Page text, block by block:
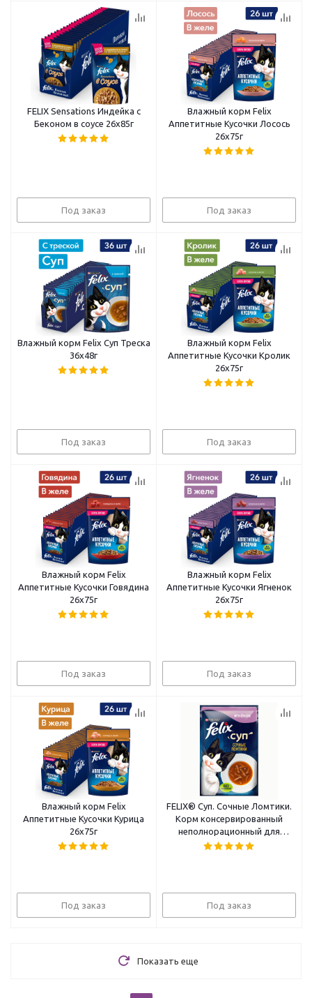
FELIX Sensations Индейка с
Беконом в соусе 26x85г
Под заказ
Влажный корм Felix
Аппетитные Кусочки Лосось
26x75г
Под заказ
Влажный корм Felix Суп Треска
36x48г
Под заказ
Влажный корм Felix
Аппетитные Кусочки Кролик
26x75г
Под заказ
Влажный корм Felix
Аппетитные Кусочки Говядина
26x75г
Под заказ
Влажный корм Felix
Аппетитные Кусочки Ягненок
26x75г
Под заказ
Влажный корм Felix
Аппетитные Кусочки Курица
26x75г
Под заказ
FELIX® Суп. Сочные Ломтики.
Корм консервированный
неполнорационный для
взрослых кошек, с уткой
Под заказ
Показать еще